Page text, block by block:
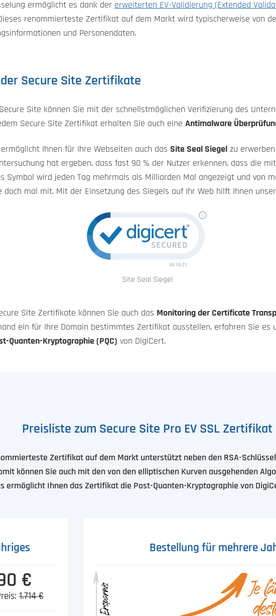
ermöglicht es dank der erweiterten EV-Validierung (Extended
renommierteste Zertifikat auf dem Markt wird typischerweise von
und Personendaten.
Secure Site Zertifikate
Site können Sie mit der schnellstmöglichen Verifizierung des
Secure Site Zertifikat erhalten Sie auch eine Antimalware
Ihnen für Ihre Webseiten auch das Site Seal Siegel zu
hat ergeben, dass fast 90 % der Nutzer erkennen, dass die
Symbol wird jeden Tag mehrmals als Milliarden Mal angezeigt und von
doch mal mit. Mit der Einsetzung des Siegels auf Ihr Web hilft Ihnen
Site Seal Siegel
Site Zertifikate können Sie auch das Monitoring der Certificate
ein für Ihre Domain bestimmtes Zertifikat ausstellen, erfahren Sie es
Quanten-Kryptographie (PQC) von DigiCert.
Preisliste zum Secure Site Pro EV SSL Zertifikat
Zertifikat auf dem Markt unterstützt neben den RSA-
können Sie auch mit den von den elliptischen Kurven ausgehenden
ermöglicht Ihnen das Zertifikat die Post-Quanten-Kryptographie von
€
1.714 €
Bestellung für mehrere